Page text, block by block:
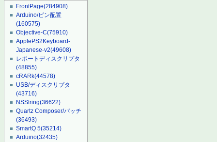
FrontPage(284908)
Arduino/ピン配置
(160575)
Objective-C(75910)
ApplePS2Keyboard-
Japanese-v2(49608)
レポートディスクリプタ
(48855)
cRARk(44578)
USB/ディスクリプタ
(43716)
NSString(36622)
Quartz Composer/パッチ
(36493)
SmartQ 5(35214)
Arduino(32435)